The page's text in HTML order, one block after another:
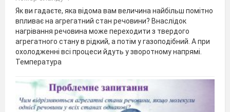
Як ви гадаєте, яка відома вам величина найбільш помітно
впливає на агрегатний стан речовини? Внаслідок
нагрівання речовина може переходити з твердого
агрегатного стану в рідкий, а потім у газоподібний. А при
охолодженні всі процеси йдуть у зворотному напрямі.
Температура